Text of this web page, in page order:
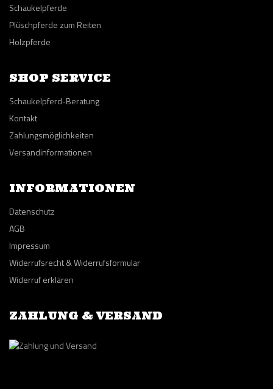
Schaukelpferde
Plüschpferde zum Reiten
Holzpferde
SHOP SERVICE
Schaukelpferd-Beratung
Kontakt
Zahlungsmöglichkeiten
Versandinformationen
INFORMATIONEN
Datenschutz
AGB
Impressum
Widerrufsrecht & Widerrufsformular
Widerruf erklären
ZAHLUNG & VERSAND